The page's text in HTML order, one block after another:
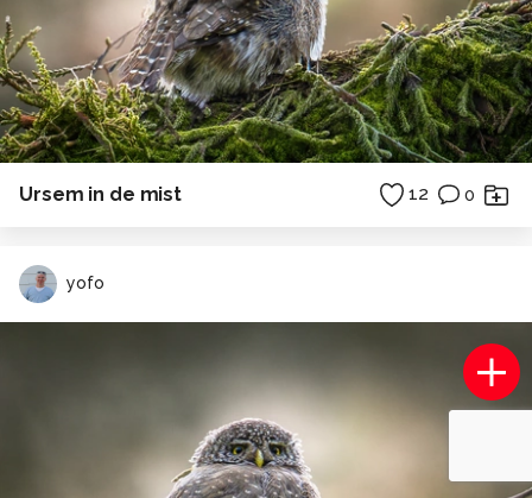
Ursem in de mist 12 0
yofo